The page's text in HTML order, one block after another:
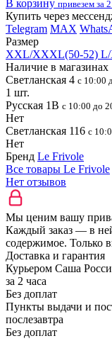
В корзину привезем за
Купить через
Telegram MAX
Размер
XXL/XXXL(50-52) L/
Наличие в магазинах
Светланская 4 с 10:00
1 шт.
Русская 1В с 10:00 до
Нет
Светланская 116 с
Нет
Бренд Le Frivole
Все товары Le Frivole
Нет отзывов
Мы ценим вашу
Каждый заказ — в
содержимое. Только
Доставка и гарантия
Курьером Саша Росси
за 2 часа
Без доплат
Пункты выдачи и
послезавтра
Без доплат